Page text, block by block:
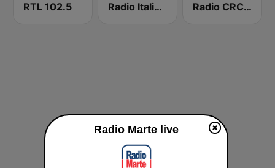
RTL 102.5 Radio Italia solomusicaitaliana Radio CRC Napoli 100.5
Radio Marte live